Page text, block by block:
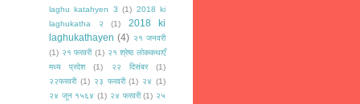
laghu katahyen 3 (1) 2018 ki
laghukatha २
(1)
2018 ki
laghukathayen (4) २१ जनवरी
(1) २१ फरवरी (1) २१ श्रेष्ठ लोककथाएँ
मध्य प्रदेश
(1) २२ दिसंबर
(1)
२२फरवरी (1) २३ फरवरी (1) २४ (1)
२४ जून १५६४ (1) २४ फरवरी (1) २५